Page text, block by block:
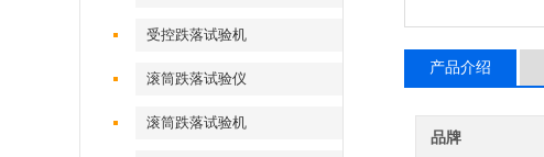
受控跌落试验机
滚筒跌落试验仪
滚筒跌落试验机
产品介绍
品牌